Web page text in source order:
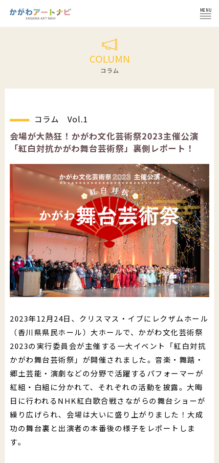
MENU
ログイン
インフォメーション
イベント
イベント登録の流れ
会員登録せずにイベント登録
郵送でのイベント登録
文化芸術団体
文化芸術団体
文化芸術団体登録の流れ
香川漆芸作家＆知事表彰受賞者・団体
かがわ文化芸術祭
公演・行事一覧
かがわアート塾
参加公演・行事募集
ポスター原画募集
助成制度
文化芸術振興活動費助成金
讃岐の伝統文化保存振興枠
財団について
置県財団について
沿革・定款
予算決算
事業概要
役員紹介
役員報酬
お知らせ＆募集情報
サイトマップ
SNS運用ポリシー
はじめての方
このサイトについて
かがわ文化芸術祭
beyond2020
さぬき映画祭
お問い合わせ
COLUMN
コラム
コラム Vol.1
会場が大熱狂！かがわ文化芸術祭2023主催公演
「紅白対抗かがわ舞台芸術祭」裏側レポート！
2023年12月24日、クリスマス・イブにレクザムホール
（香川県県民ホール）大ホールで、かがわ文化芸術祭
2023の実行委員会が主催する一大イベント「紅白対抗
かがわ舞台芸術祭」が開催されました。音楽・舞踏・
郷土芸能・演劇などの分野で活躍するパフォーマーが
紅組・白組に分かれて、それぞれの活動を披露。大晦
日に行われるNHK紅白歌合戦さながらの舞台ショーが
繰り広げられ、会場は大いに盛り上がりました！大成
功の舞台裏と出演者の本番後の様子をレポートしま
す。